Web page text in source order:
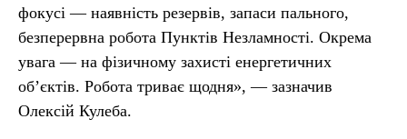
фокусі — наявність резервів, запаси пального,
безперервна робота Пунктів Незламності. Окрема
увага — на фізичному захисті енергетичних
об’єктів. Робота триває щодня», — зазначив
Олексій Кулеба.